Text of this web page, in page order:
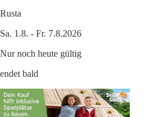
Rusta
Sa. 1.8. - Fr. 7.8.2026
Nur noch heute gültig
endet bald